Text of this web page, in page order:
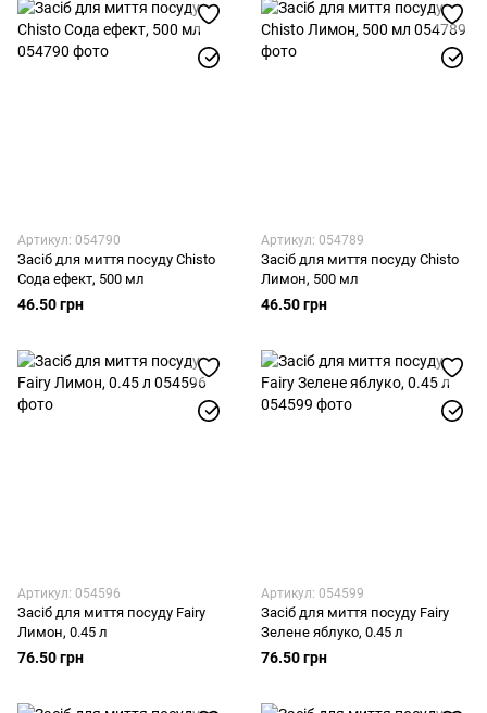
Артикул: 054790
Засіб для миття посуду Chisto
Сода ефект, 500 мл
46.50 грн
Артикул: 054789
Засіб для миття посуду Chisto
Лимон, 500 мл
46.50 грн
Артикул: 054596
Засіб для миття посуду Fairy
Лимон, 0.45 л
76.50 грн
Артикул: 054599
Засіб для миття посуду Fairy
Зелене яблуко, 0.45 л
76.50 грн